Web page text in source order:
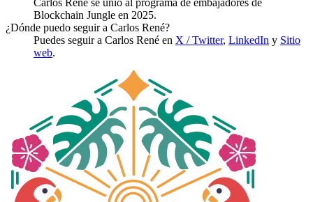
Blockchain Jungle en 2025.
¿Dónde puedo seguir a Carlos René?
Puedes seguir a Carlos René en X / Twitter, LinkedIn y Sitio
web.